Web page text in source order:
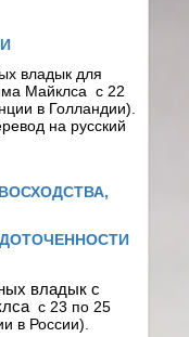
владык для
Майклса с 22
в Голландии).
на русский
владык с
с 23 по 25
в России).